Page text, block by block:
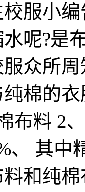
服小
呢?是
众所
棉的
布料 2
、 其中
和纯